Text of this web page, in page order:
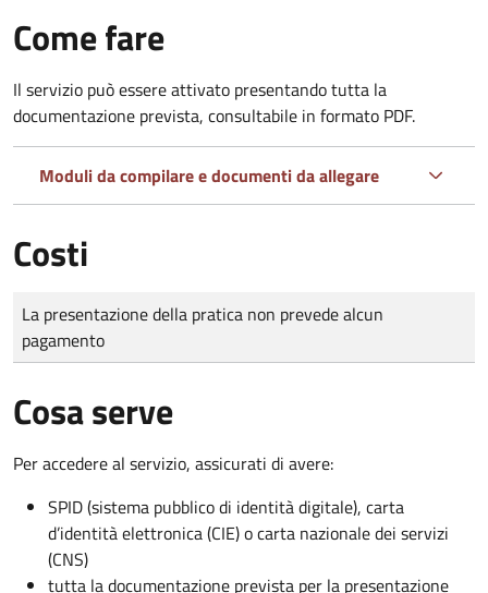
Come fare
Il servizio può essere attivato presentando tutta la
documentazione prevista, consultabile in formato PDF.
Moduli da compilare e documenti da allegare
Costi
Tipo di pagamento
Importo
La presentazione della pratica non prevede alcun
pagamento
Cosa serve
Per accedere al servizio, assicurati di avere:
SPID (sistema pubblico di identità digitale), carta
d’identità elettronica (CIE) o carta nazionale dei servizi
(CNS)
tutta la documentazione prevista per la presentazione